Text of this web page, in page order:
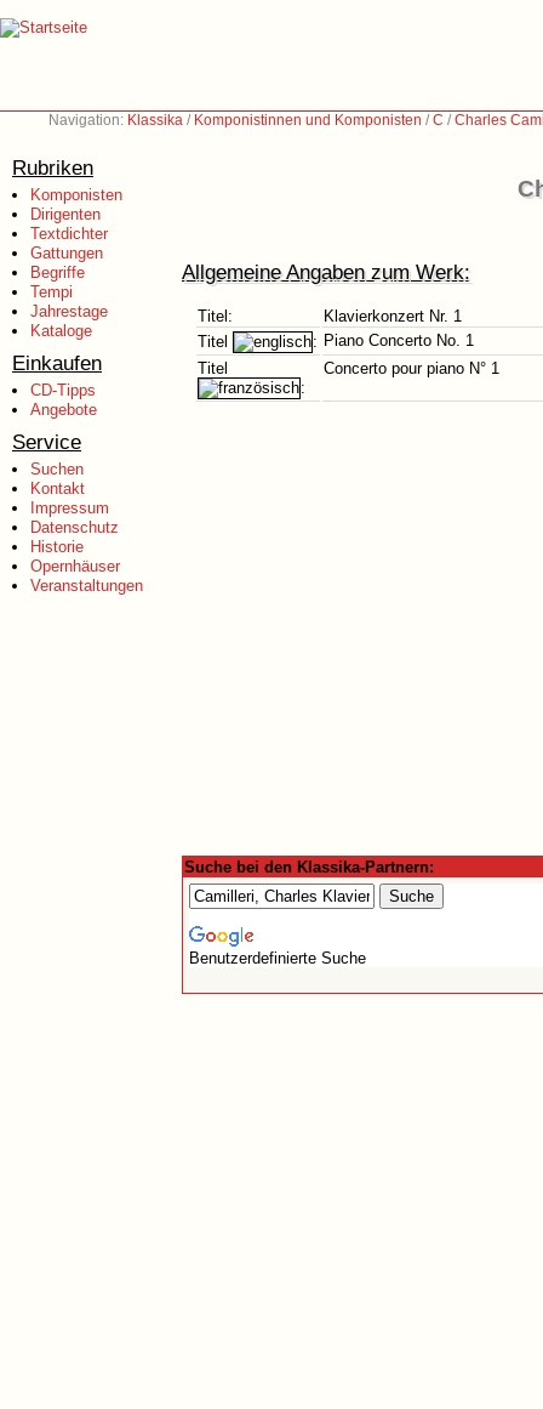
Navigation: Klassika / Komponistinnen und Komponisten /C /Charles
Rubriken
Komponisten
Dirigenten
Textdichter
Gattungen
Begriffe
Tempi
Jahrestage
Kataloge
Einkaufen
CD-Tipps
Angebote
Service
Suchen
Kontakt
Impressum
Datenschutz
Historie
Opernhäuser
Veranstaltungen
Allgemeine Angaben zum Werk:
Titel:
Klavierkonzert Nr. 1
Titel
: Piano Concerto No. 1
Titel
:
Concerto pour piano N° 1
Suche bei den Klassika-Partnern:
Benutzerdefinierte Suche